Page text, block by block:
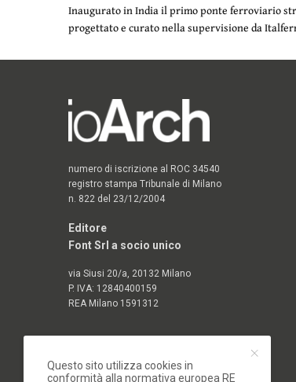
Inaugurato in India il primo ponte ferroviario
progettato e curato nella supervisione da
numero di iscrizione al ROC 34540
registro stampa Tribunale di Milano
n. 822 del 23/12/2004
Editore
Font Srl a socio unico
via Siusi 20/a, 20132 Milano
P. IVA: 12840400159
REA Milano 1591312
Questo sito utilizza cookies in
conformità alla normativa europea RE